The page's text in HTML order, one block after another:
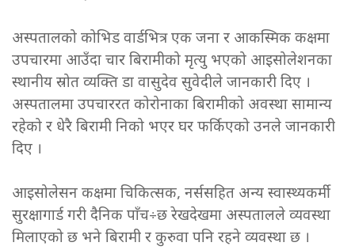
अस्पतालको कोभिड वार्डभित्र एक जना र आकस्मिक कक्षमा
उपचारमा आउँदा चार बिरामीको मृत्यु भएको आइसोलेशनका
स्थानीय स्रोत व्यक्ति डा वासुदेव सुवेदीले जानकारी दिए ।
अस्पतालमा उपचाररत कोरोनाका बिरामीको अवस्था सामान्य
रहेको र धेरै बिरामी निको भएर घर फर्किएको उनले जानकारी
दिए ।
आइसोलेसन कक्षमा चिकित्सक, नर्ससहित अन्य स्वास्थ्यकर्मी
सुरक्षागार्ड गरी दैनिक पाँच÷छ रेखदेखमा अस्पतालले व्यवस्था
मिलाएको छ भने बिरामी र कुरुवा पनि रहने व्यवस्था छ ।